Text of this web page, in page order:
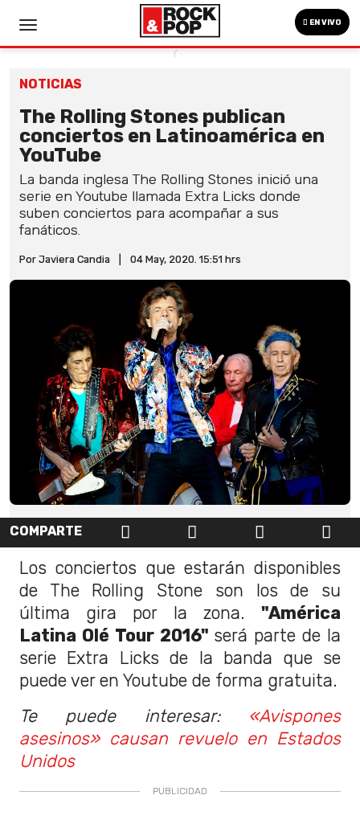
EN VIVO
NOTICIAS
The Rolling Stones publican
conciertos en Latinoamérica en
YouTube
La banda inglesa The Rolling Stones inició una
serie en Youtube llamada Extra Licks donde
suben conciertos para acompañar a sus
fanáticos.
Por Javiera Candia 04 May, 2020. 15:51 hrs
COMPARTE
Los conciertos que estarán disponibles
de The Rolling Stone son los de su
última gira por la zona. "América
Latina Olé Tour 2016" será parte de la
serie Extra Licks de la banda que se
puede ver en Youtube de forma gratuita.
Te puede interesar: «Avispones
asesinos» causan revuelo en Estados
Unidos